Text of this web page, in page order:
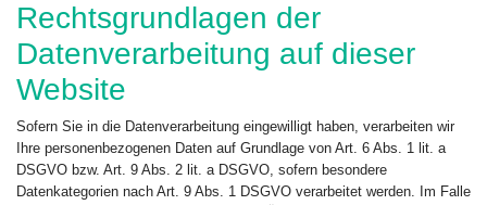
Rechtsgrundlagen der
Datenverarbeitung auf dieser
Website
Sofern Sie in die Datenverarbeitung eingewilligt haben, verarbeiten wir
Ihre personenbezogenen Daten auf Grundlage von Art. 6 Abs. 1 lit. a
DSGVO bzw. Art. 9 Abs. 2 lit. a DSGVO, sofern besondere
Datenkategorien nach Art. 9 Abs. 1 DSGVO verarbeitet werden. Im Falle